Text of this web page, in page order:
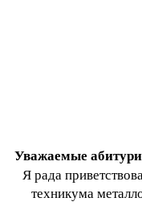
Уважаемые
Я рада
техникума